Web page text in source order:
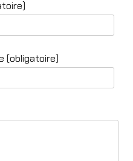
(obligatoire)